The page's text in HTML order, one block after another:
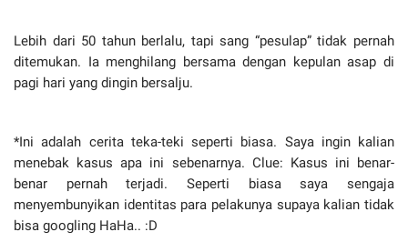
Lebih dari 50 tahun berlalu, tapi sang “pesulap” tidak pernah
ditemukan. Ia menghilang bersama dengan kepulan asap di
pagi hari yang dingin bersalju.
*Ini adalah cerita teka-teki seperti biasa. Saya ingin kalian
menebak kasus apa ini sebenarnya. Clue: Kasus ini benar-
benar pernah terjadi. Seperti biasa saya sengaja
menyembunyikan identitas para pelakunya supaya kalian tidak
bisa googling HaHa.. :D